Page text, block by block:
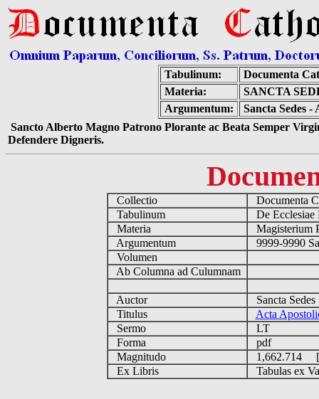
Tabulinum:
Documenta
Materia:
SANCTA
Argumentum:
Sancta Sedes -
Sancto Alberto Magno Patrono Plorante ac Beata Semper
Defendere Digneris.
Collectio
Documenta
Tabulinum
De
Materia
Magisterium
Argumentum
9999-9990
Volumen
Ab Columna ad Culumnam
Auctor
Sancta
Titulus
Acta
Sermo
LT
Forma
pdf
Magnitudo
1,662.714
Ex Libris
Tabulas ex